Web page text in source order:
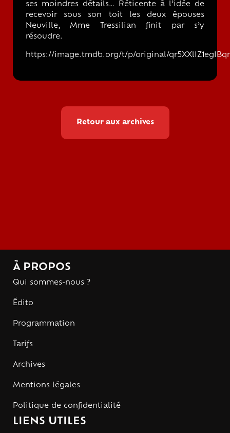
ses moindres détails… Réticente à l’idée de
recevoir sous son toit les deux épouses
Neuville, Mme Tressilian finit par s’y
résoudre.
https://image.tmdb.org/t/p/original/
Retour aux archives
À PROPOS
Qui sommes-nous ?
Édito
Programmation
Tarifs
Archives
Mentions légales
Politique de confidentialité
LIENS UTILES